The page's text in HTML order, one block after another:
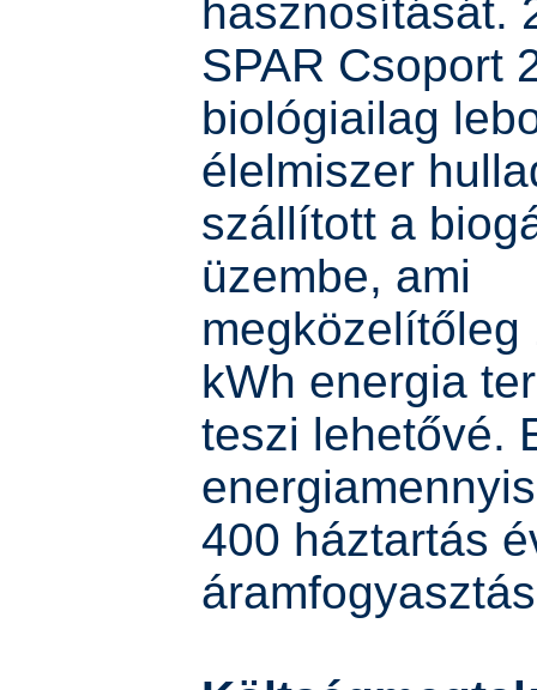
hasznosítását.
SPAR Csoport
biológiailag
élelmiszer
szállított a
üzembe, ami
megközelítőleg
kWh energia
teszi lehetővé.
400 háztartás